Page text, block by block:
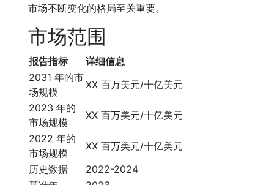
市场不断变化的格局至关重要。
市场范围
报告指标
详细信息
2031 年的市
场规模
XX 百万美元/十亿美元
2023 年的
市场规模
XX 百万美元/十亿美元
2022 年的
市场规模
XX 百万美元/十亿美元
历史数据
2022-2024